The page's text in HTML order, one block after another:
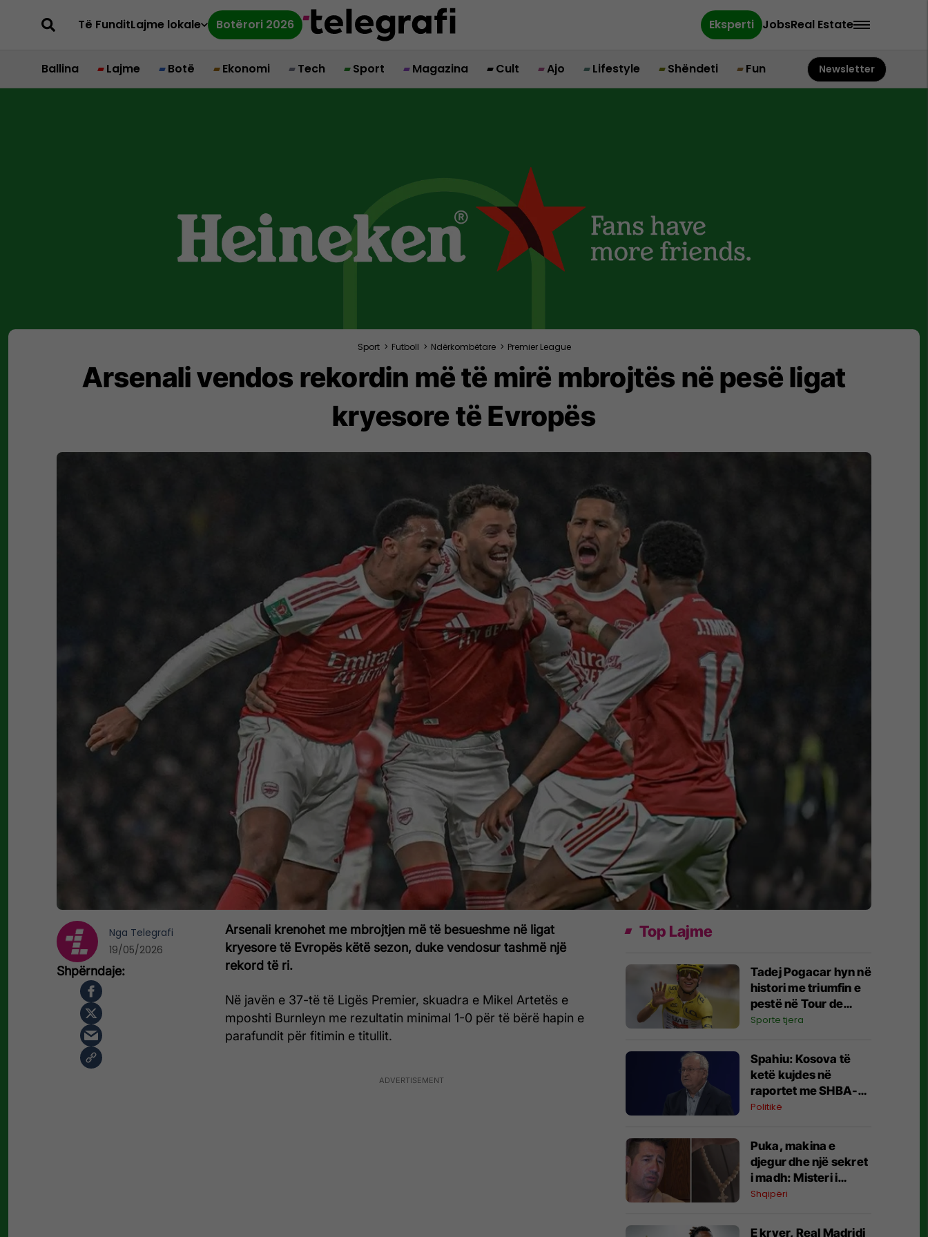
Të FunditLajme lokale Botërori 2026 Eksperti JobsReal Estate
Ballina Lajme Botë Ekonomi Tech Sport Magazina Cult Ajo Lifestyle Shëndeti Fun Newsletter
Sport > Futboll > Ndërkombëtare > Premier League
Arsenali vendos rekordin më të mirë mbrojtës në pesë ligat
kryesore të Evropës
Arsenali krenohet me mbrojtjen më të besueshme në ligat
kryesore të Evropës këtë sezon, duke vendosur tashmë një
rekord të ri.
Në javën e 37-të të Ligës Premier, skuadra e Mikel Artetës e
mposhti Burnleyn me rezultatin minimal 1-0 për të bërë hapin e
parafundit për fitimin e titullit.
Nga Telegrafi
19/05/2026
Top Lajme
Tadej Pogacar hyn në
histori me triumfin e
pestë në Tour de
France
Sporte tjera
Spahiu: Kosova të
ketë kujdes në
raportet me SHBA-
në, janë bërë gabime
besimin
Politikë
Puka, makina e
djegur dhe një sekret
i madh: Misteri i
italianit që u kthye
Shqipëri
E kryer, Real Madridi